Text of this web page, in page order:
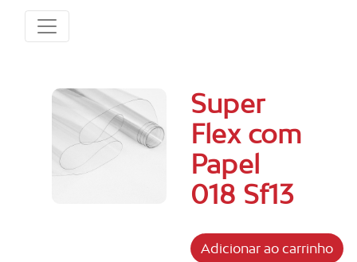
Super
Flex com
Papel
018 Sf13